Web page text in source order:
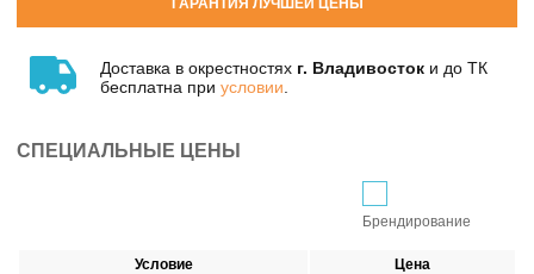
ГАРАНТИЯ ЛУЧШЕЙ ЦЕНЫ
Доставка в окрестностях г. Владивосток и до ТК
бесплатна при условии
СПЕЦИАЛЬНЫЕ ЦЕНЫ
Брендирование
Условие
Цена